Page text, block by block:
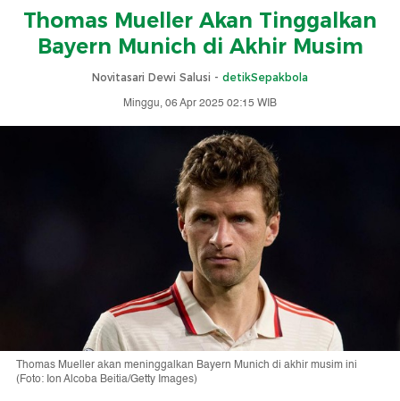
Thomas Mueller Akan Tinggalkan
Bayern Munich di Akhir Musim
Novitasari Dewi Salusi - detikSepakbola
Minggu, 06 Apr 2025 02:15 WIB
Thomas Mueller akan meninggalkan Bayern Munich di akhir musim ini
(Foto: Ion Alcoba Beitia/Getty Images)